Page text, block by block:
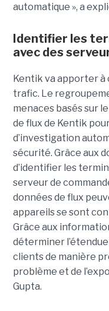
automatique », a
Identifier les
avec des
Kentik va apporter à
trafic. Le
menaces basés sur
de flux de Kentik
d’investigation
sécurité. Grâce aux
d’identifier les
serveur de
données de flux
appareils se sont
Grâce aux
déterminer
clients de manière
problème et de
Gupta.